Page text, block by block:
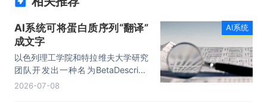
AI系统可将蛋白质序列“翻译”
成文字
以色列理工学院和特拉维夫大学研究
团队开发出一种名为BetaDescribe
的AI系统，可将蛋白质序列“翻译”成
2026-07-08
AI系统